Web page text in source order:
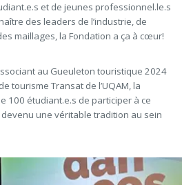
et de jeunes professionnel.le.s
des leaders de l’industrie, de
maillages, la Fondation a ça à cœur!
au Gueuleton touristique 2024
tourisme Transat de l’UQAM, la
100 étudiant.e.s de participer à ce
une véritable tradition au sein